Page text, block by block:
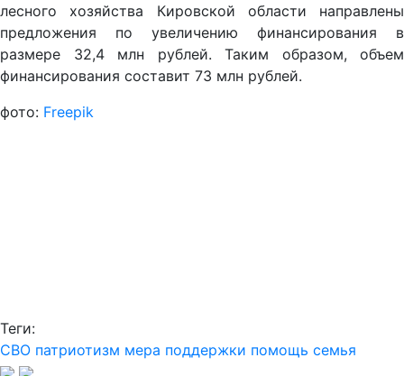
лесного хозяйства Кировской области направлены
предложения по увеличению финансирования в
размере 32,4 млн рублей. Таким образом, объем
финансирования составит 73 млн рублей.
фото: Freepik
Теги:
СВО патриотизм мера поддержки помощь семья